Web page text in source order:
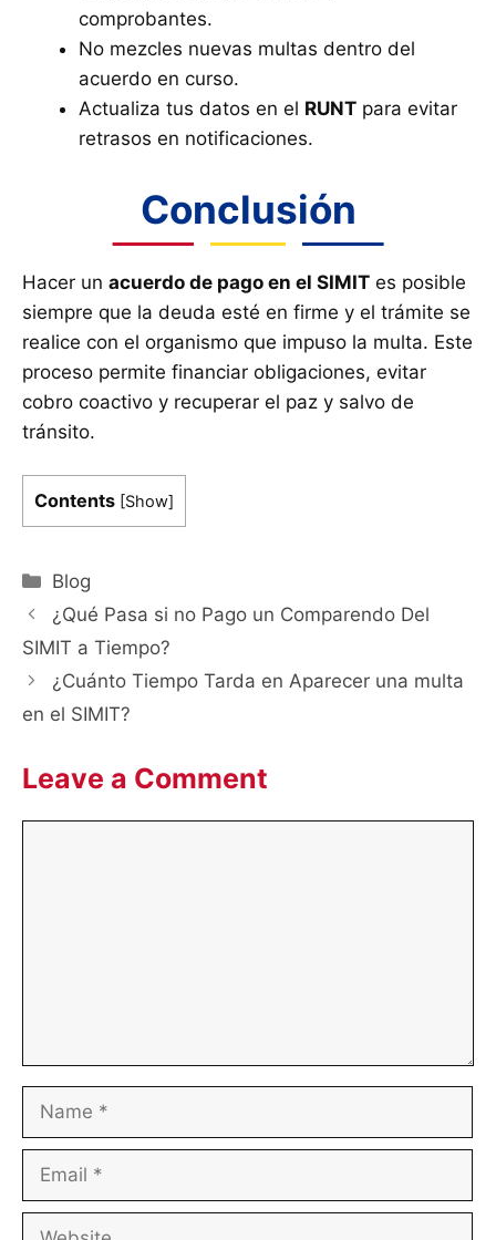
comprobantes.
No mezcles nuevas multas dentro del
acuerdo en curso.
Actualiza tus datos en el RUNT para evitar
retrasos en notificaciones.
Conclusión
Hacer un acuerdo de pago en el SIMIT es posible
siempre que la deuda esté en firme y el trámite se
realice con el organismo que impuso la multa. Este
proceso permite financiar obligaciones, evitar
cobro coactivo y recuperar el paz y salvo de
tránsito.
Contents [Show]
Categories
Blog
¿Qué Pasa si no Pago un Comparendo Del
SIMIT a Tiempo?
¿Cuánto Tiempo Tarda en Aparecer una multa
en el SIMIT?
Leave a Comment
Name
Email
Website